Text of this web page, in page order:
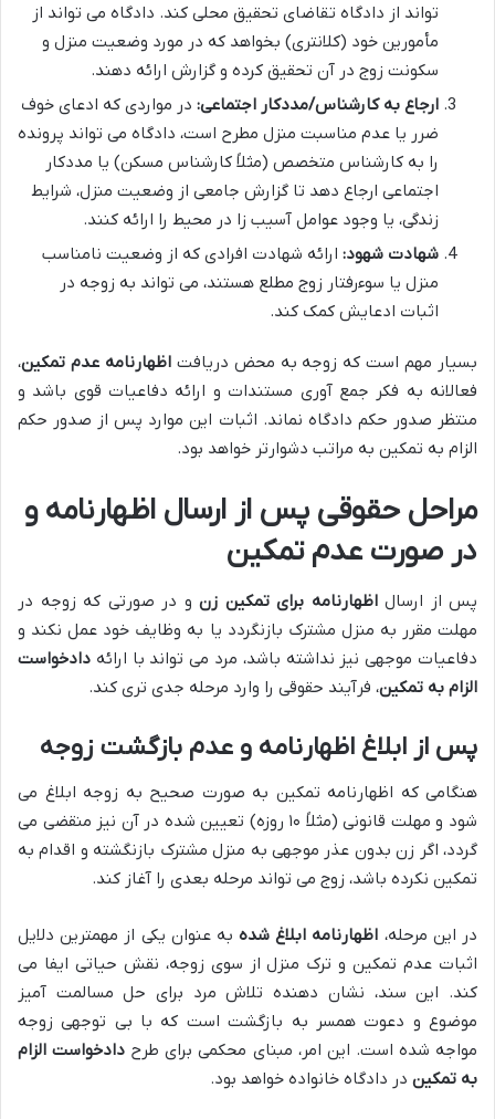
تواند از دادگاه تقاضای تحقیق محلی کند. دادگاه می تواند از
مأمورین خود (کلانتری) بخواهد که در مورد وضعیت منزل و
سکونت زوج در آن تحقیق کرده و گزارش ارائه دهند.
ارجاع به کارشناس/مددکار اجتماعی: در مواردی که ادعای خوف
ضرر یا عدم مناسبت منزل مطرح است، دادگاه می تواند پرونده
را به کارشناس متخصص (مثلاً کارشناس مسکن) یا مددکار
اجتماعی ارجاع دهد تا گزارش جامعی از وضعیت منزل، شرایط
زندگی، یا وجود عوامل آسیب زا در محیط را ارائه کنند.
شهادت شهود: ارائه شهادت افرادی که از وضعیت نامناسب
منزل یا سوءرفتار زوج مطلع هستند، می تواند به زوجه در
اثبات ادعایش کمک کند.
بسیار مهم است که زوجه به محض دریافتاظهارنامه عدم تمکین،
فعالانه به فکر جمع آوری مستندات و ارائه دفاعیات قوی باشد و
منتظر صدور حکم دادگاه نماند. اثبات این موارد پس از صدور حکم
الزام به تمکین به مراتب دشوارتر خواهد بود.
مراحل حقوقی پس از ارسال اظهارنامه و
در صورت عدم تمکین
پس از ارسالاظهارنامه برای تمکین زن و در صورتی که زوجه در
مهلت مقرر به منزل مشترک بازنگردد یا به وظایف خود عمل نکند و
دفاعیات موجهی نیز نداشته باشد، مرد می تواند با ارائه دادخواست
الزام به تمکین، فرآیند حقوقی را وارد مرحله جدی تری کند.
پس از ابلاغ اظهارنامه و عدم بازگشت زوجه
هنگامی که اظهارنامه تمکین به صورت صحیح به زوجه ابلاغ می
شود و مهلت قانونی (مثلاً ۱۰ روزه) تعیین شده در آن نیز منقضی می
گردد، اگر زن بدون عذر موجهی به منزل مشترک بازنگشته و اقدام به
تمکین نکرده باشد، زوج می تواند مرحله بعدی را آغاز کند.
در این مرحله، اظهارنامه ابلاغ شدهبه عنوان یکی از مهمترین دلایل
اثبات عدم تمکین و ترک منزل از سوی زوجه، نقش حیاتی ایفا می
کند. این سند، نشان دهنده تلاش مرد برای حل مسالمت آمیز
موضوع و دعوت همسر به بازگشت است که با بی توجهی زوجه
مواجه شده است. این امر، مبنای محکمی برای طرح دادخواست الزام
به تمکین در دادگاه خانواده خواهد بود.